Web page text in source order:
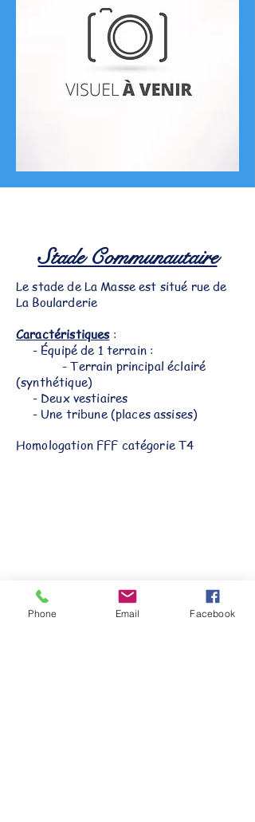
Stade Communautaire
Le stade de La Masse est situé rue de
La Boularderie
Caractéristiques:
- Équipé de 1 terrain :
- Terrain principal éclairé
(synthétique)
- Deux vestiaires
- Une tribune (places assises)
Homologation FFF catégorie T4
Phone Email Facebook